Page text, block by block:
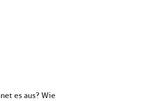
es aus? Wie